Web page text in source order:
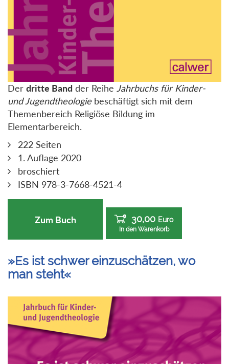
Der dritte Band der Reihe Jahrbuchs für Kinder-
und Jugendtheologiebeschäftigt sich mit dem
Themenbereich Religiöse Bildung im
Elementarbereich.
222 Seiten
1. Auflage 2020
broschiert
ISBN 978-3-7668-4521-4
Zum Buch 30,00 Euro
In den Warenkorb
»Es ist schwer einzuschätzen, wo
man steht«